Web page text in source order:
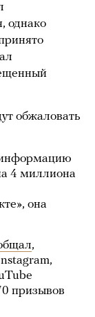
однако
обжаловать
информацию
4 миллиона
она
,
призывов